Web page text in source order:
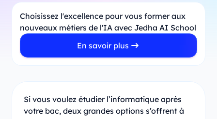
Choisissez l'excellence pour vous former aux
nouveaux métiers de l'IA avec Jedha AI School
En savoir plus
Si vous voulez étudier l’informatique après
votre bac, deux grandes options s’offrent à